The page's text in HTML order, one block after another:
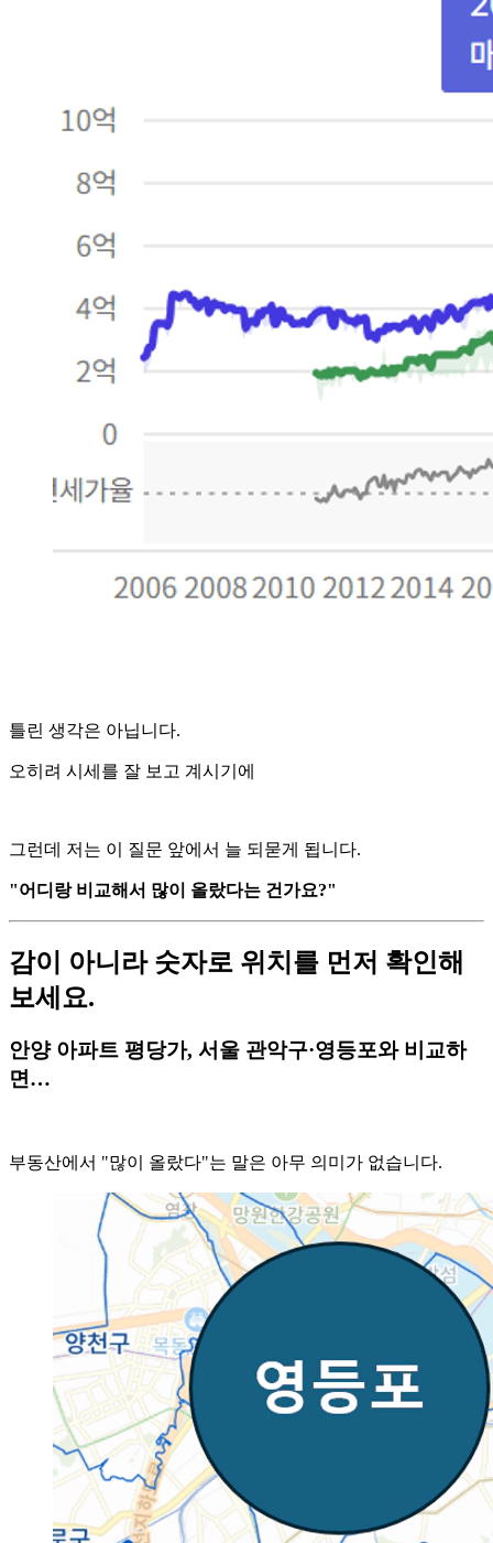
틀린 생각은 아닙니다.
오히려 시세를 잘 보고 계시기에
그런데 저는 이 질문 앞에서 늘 되묻게 됩니다.
"어디랑 비교해서 많이 올랐다는 건가요?"
감이 아니라 숫자로 위치를 먼저 확인해
보세요.
안양 아파트 평당가, 서울 관악구·영등포와 비교하
면…
부동산에서 "많이 올랐다"는 말은 아무 의미가 없습니다.